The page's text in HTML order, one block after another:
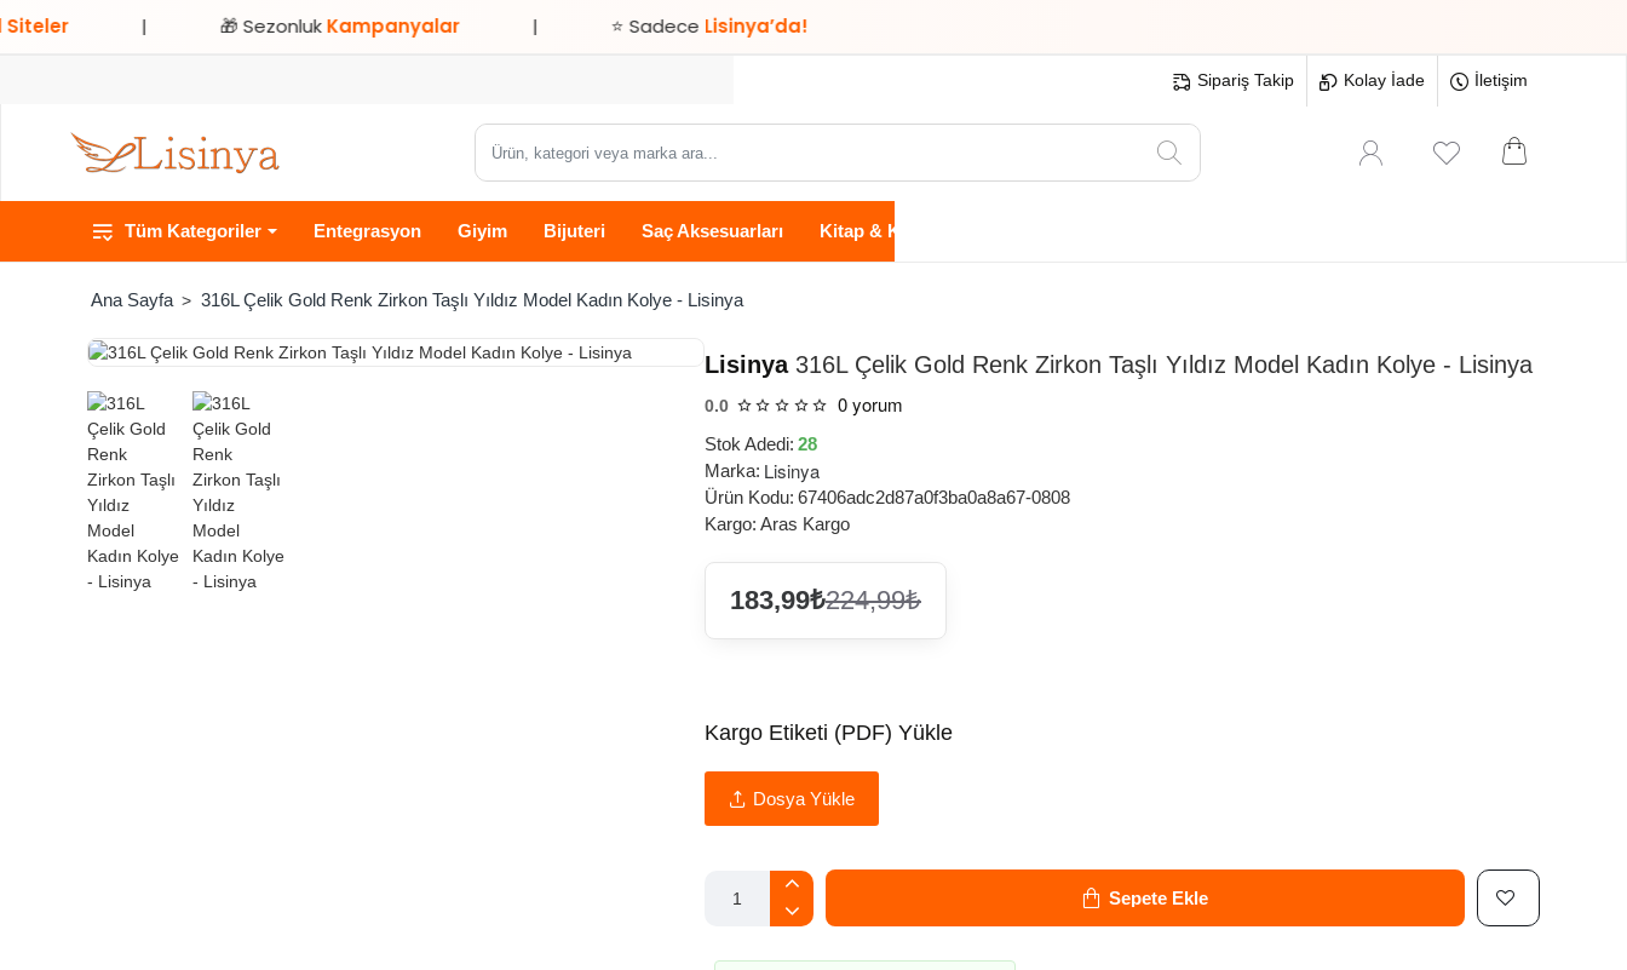
🎁 SezonlukKampanyalar ⭐ SadeceLisinya’da!
Sipariş Takip Kolay İade İletişim
Ürün,
marka
ara...
Tüm Kategoriler Entegrasyon Giyim Bijuteri Saç Aksesuarları Kitap & Kırtasiye
316L Çelik Gold Renk Zirkon Taşlı Yıldız Model Kadın Kolye - Lisinya
Lisinya316L Çelik Gold Renk Zirkon Taşlı Yıldız Model Kadın Kolye - Lisinya
0.0 0 yorum
Stok Adedi: 28
Marka: Lisinya
Ürün Kodu: 67406adc2d87a0f3ba0a8a67-0808
Kargo: Aras Kargo
183,99₺224,99₺
Kargo Etiketi (PDF) Yükle
Dosya Yükle
Sepete Ekle